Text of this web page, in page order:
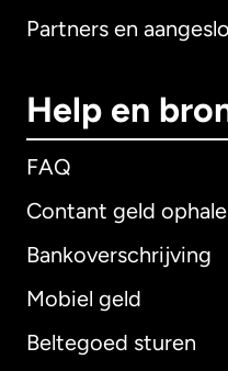
Partners en
Help en
FAQ
Contant geld
Bankoverschrijving
Mobiel geld
Beltegoed sturen